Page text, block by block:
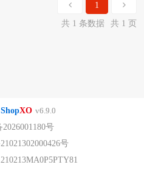
1
共 1 条数据
共 1 页
ShopXO v6.9.0
号
号